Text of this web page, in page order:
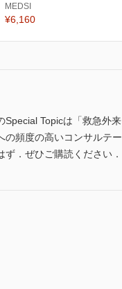
MEDSI
¥6,160
Special Topicは「救急外来
の頻度の高いコンサルテー
．ぜひご購読ください．